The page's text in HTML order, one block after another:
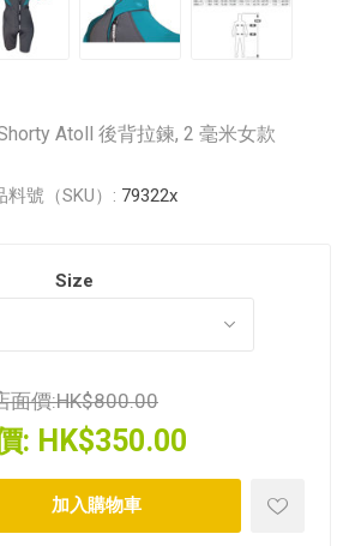
Atoll 後背拉鍊, 2 毫米女款
料號（SKU）: 79322x
Size
面價:HK$800.00
: HK$350.00